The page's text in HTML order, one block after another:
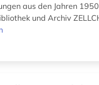
aus den Jahren
und Archiv